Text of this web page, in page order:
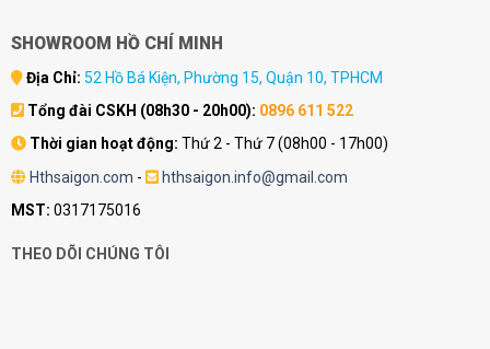
SHOWROOM HỒ CHÍ MINH
Địa Chỉ: 52 Hồ Bá Kiện, Phường 15, Quận 10, TPHCM
Tổng đài CSKH (08h30 - 20h00): 0896 611 522
Thời gian hoạt động: Thứ 2 - Thứ 7 (08h00 - 17h00)
Hthsaigon.com -
hthsaigon.info@gmail.com
MST: 0317175016
THEO DÕI CHÚNG TÔI